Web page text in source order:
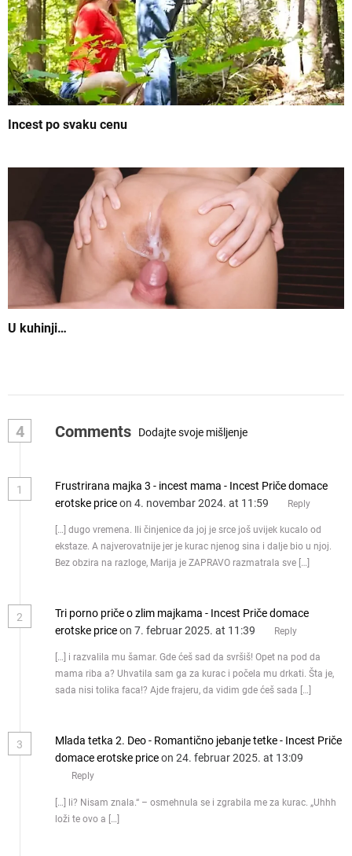
k
a
Incest po svaku cenu
U kuhinji…
4 Comments Dodajte svoje mišljenje
1
Frustrirana majka 3 - incest mama - Incest Priče domace
erotske priceon 4. novembar 2024. at 11:59 Reply
[…] dugo vremena. Ili činjenice da joj je srce još uvijek kucalo od
ekstaze. A najverovatnije jer je kurac njenog sina i dalje bio u njoj.
Bez obzira na razloge, Marija je ZAPRAVO razmatrala sve […]
2
Tri porno priče o zlim majkama - Incest Priče domace
erotske priceon 7. februar 2025. at 11:39 Reply
[…] i razvalila mu šamar. Gde ćeš sad da svršiš! Opet na pod da
mama riba a? Uhvatila sam ga za kurac i počela mu drkati. Šta je,
sada nisi tolika faca!? Ajde frajeru, da vidim gde ćeš sada […]
3
Mlada tetka 2. Deo - Romantično jebanje tetke - Incest Priče
domace erotske priceon 24. februar 2025. at 13:09
Reply
[…] li? Nisam znala.“ – osmehnula se i zgrabila me za kurac. „Uhhh
loži te ovo a […]